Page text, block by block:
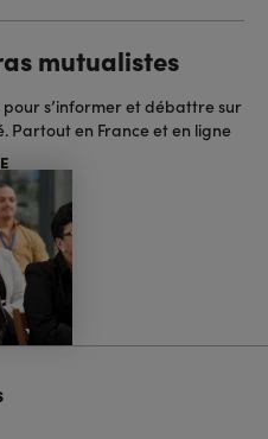
mutualistes
s’informer et débattre sur
Partout en France et en ligne